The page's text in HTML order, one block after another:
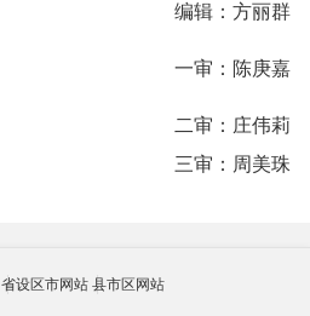
编辑：方丽群
一审：陈庚嘉
二审：庄伟莉
三审：周美珠
省设区市网站 县市区网站